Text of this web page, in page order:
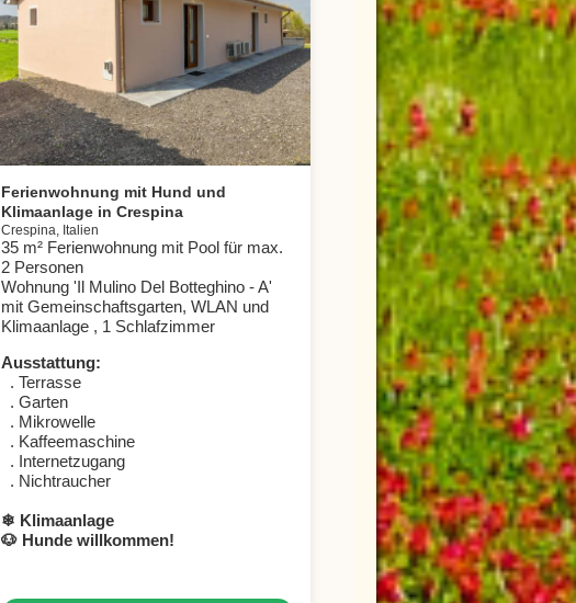
Ferienwohnung mit Hund und
Klimaanlage in Crespina
Crespina, Italien
35 m² Ferienwohnung mit Pool für max.
2 Personen
Wohnung 'Il Mulino Del Botteghino - A'
mit Gemeinschaftsgarten, WLAN und
Klimaanlage , 1 Schlafzimmer
Ausstattung:
. Terrasse
. Garten
. Mikrowelle
. Kaffeemaschine
. Internetzugang
. Nichtraucher
❄ Klimaanlage
🐶 Hunde willkommen!